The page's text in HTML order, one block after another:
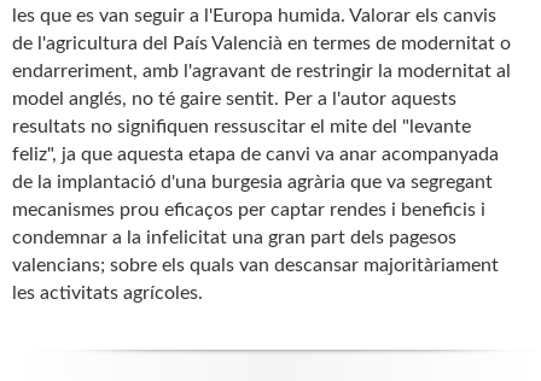
les que es van seguir a l'Europa humida. Valorar els canvis
de l'agricultura del País Valencià en termes de modernitat o
endarreriment, amb l'agravant de restringir la modernitat al
model anglés, no té gaire sentit. Per a l'autor aquests
resultats no signifiquen ressuscitar el mite del "levante
feliz", ja que aquesta etapa de canvi va anar acompanyada
de la implantació d'una burgesia agrària que va segregant
mecanismes prou eficaços per captar rendes i beneficis i
condemnar a la infelicitat una gran part dels pagesos
valencians; sobre els quals van descansar majoritàriament
les activitats agrícoles.